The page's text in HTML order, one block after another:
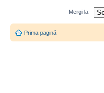
Mergi la:
Prima pagină